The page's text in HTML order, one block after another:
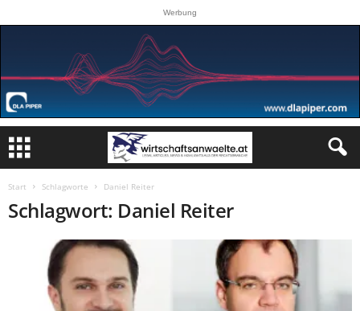
Werbung
Start Schlagworte Daniel Reiter
Schlagwort: Daniel Reiter